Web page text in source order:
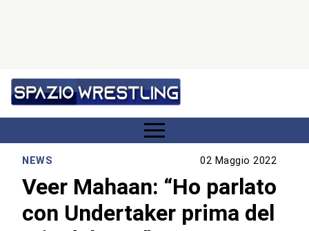
NEWS 02 Maggio 2022
Veer Mahaan: “Ho parlato
con Undertaker prima del